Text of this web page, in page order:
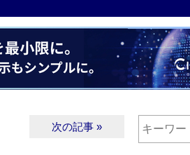
次の記事 »